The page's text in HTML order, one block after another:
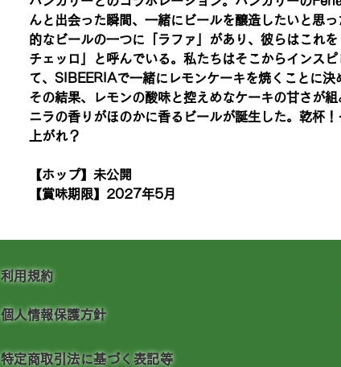
んと出会った瞬間、一緒にビールを醸造したいと思
的なビールの一つに「ラファ」があり、彼らはこれ
チェッロ」と呼んでいる。私たちはそこからインス
て、SIBEERIAで一緒にレモンケーキを焼くことに決
その結果、レモンの酸味と控えめなケーキの甘さが
ニラの香りがほのかに香るビールが誕生した。乾杯
上がれ？
【ホップ】未公開
【賞味期限】2027年5月
利用規約
個人情報保護方針
特定商取引法に基づく表記等